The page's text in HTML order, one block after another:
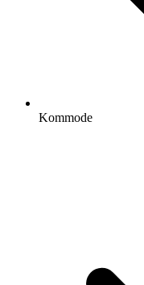
Kommode